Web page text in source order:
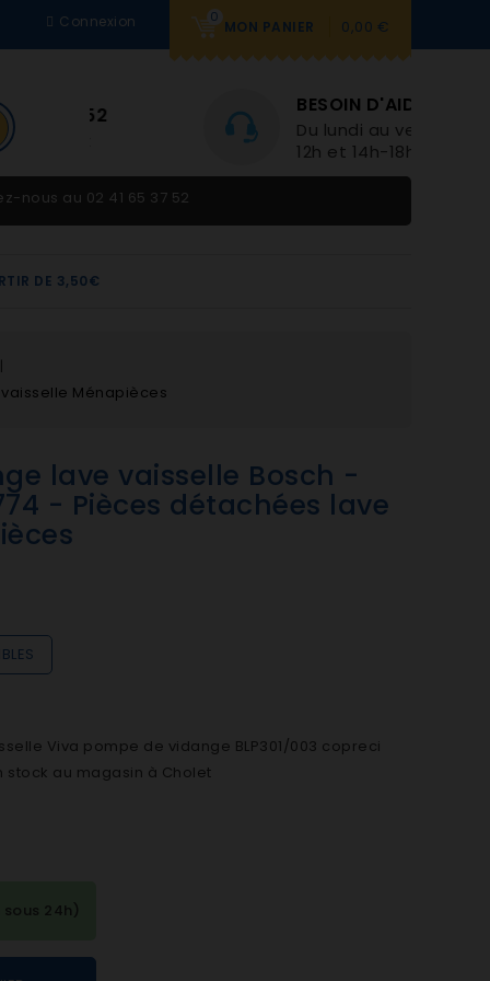
0
MON PANIER 0,00 €
Connexion
BESOIN D'AIDE
Du lundi au vendredi 9h-
12h et 14h-18h
nous au 02 41 65 37 52
DE 3,50€
Ménapièces
lave vaisselle Bosch -
- Pièces détachées lave
Viva pompe de vidange BLP301/003 copreci
stock au magasin à Cholet
24h)